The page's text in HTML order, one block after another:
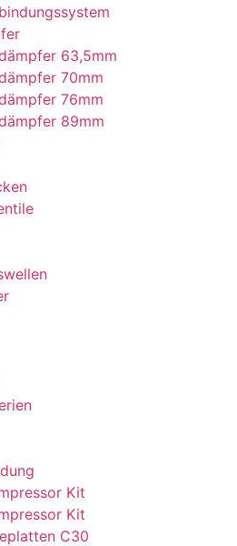
63,5mm
70mm
76mm
89mm
Kit
Kit
C30